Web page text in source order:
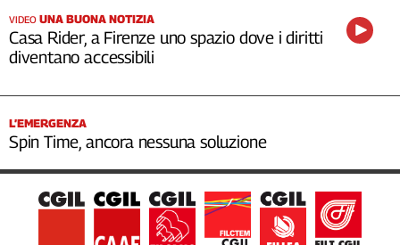
VIDEO UNA BUONA NOTIZIA
Casa Rider, a Firenze uno spazio dove i diritti
diventano accessibili
L’EMERGENZA
Spin Time, ancora nessuna soluzione